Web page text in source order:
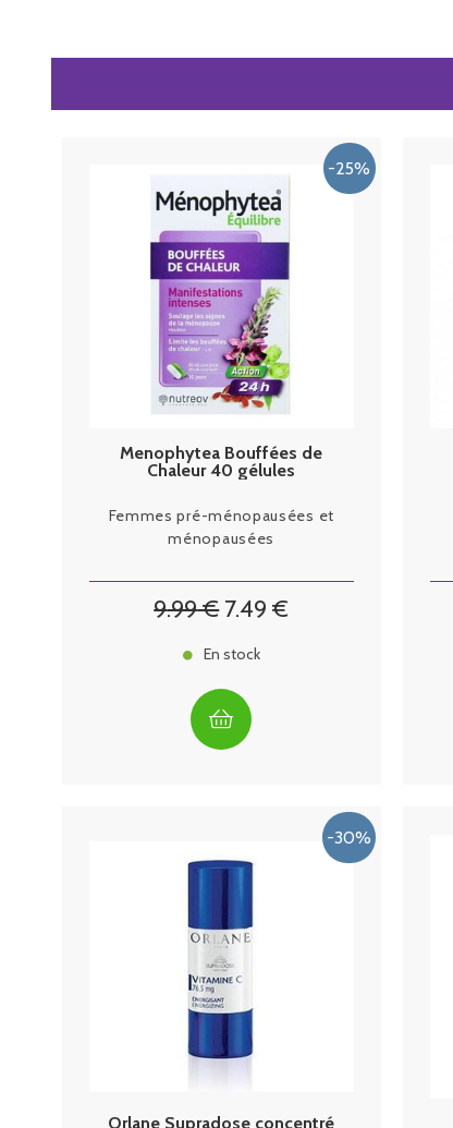
Menophytea Bouffées de
Chaleur 40 gélules
Femmes pré-ménopausées et
ménopausées
9.99€ 7.49 €
En stock
Orlane Supradose concentré